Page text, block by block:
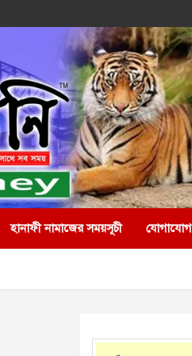
হানাফী নামাজের সময়সূচী যোগাযোগ